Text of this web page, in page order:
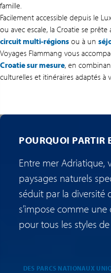
famille.
Facilement accessible depuis le
ou avec escale, la Croatie se prête
circuit multi-régions ou à un
Voyages Flammang vous
Croatie sur mesure, en
culturelles et itinéraires adaptés
POURQUOI PARTIR
Entre mer Adriatique,
paysages naturels
séduit par la diversité
s’impose comme
pour tous les styles
DES PARCS NATIONAUX